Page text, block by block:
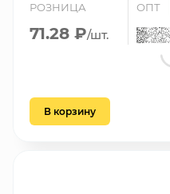
РОЗНИЦА
71.28 ₽/шт.
ОПТ
В корзину